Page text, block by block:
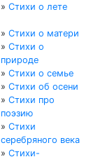
» Стихи о лете
» Стихи о матери
» Стихи о
природе
» Стихи о семье
» Стихи об осени
» Стихи про
поэзию
» Стихи
серебряного века
» Стихи-